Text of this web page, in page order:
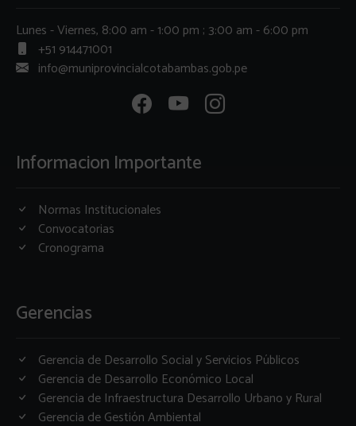
Lunes - Viernes, 8:00 am - 1:00 pm ; 3:00 am - 6:00 pm
+51 914471001
info@muniprovincialcotabambas.gob.pe
Informacion Importante
Normas Institucionales
Convocatorias
Cronograma
Gerencias
Gerencia de Desarrollo Social y Servicios Públicos
Gerencia de Desarrollo Económico Local
Gerencia de Infraestructura Desarrollo Urbano y Rural
Gerencia de Gestión Ambiental